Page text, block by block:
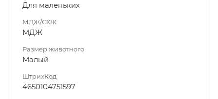
Для маленьких
МДЖ/СХЖ
МДЖ
Размер животного
Малый
ШтрихКод
4650104751597